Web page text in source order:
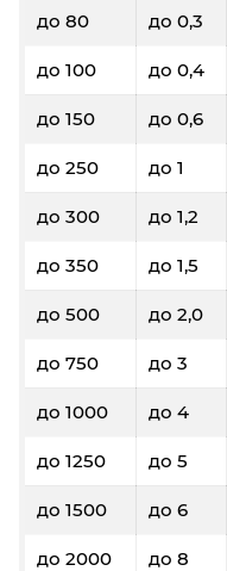
до 80 до 0,3
до 100 до 0,4
до 150 до 0,6
до 250 до 1
до 300 до 1,2
до 350 до 1,5
до 500 до 2,0
до 750 до 3
до 1000 до 4
до 1250 до 5
до 1500 до 6
до 2000 до 8